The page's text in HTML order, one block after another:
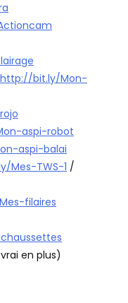
http://bit.ly/Mon-
aspi-robot
aspi-balai
Mes-TWS-1 /
filaires
en plus)